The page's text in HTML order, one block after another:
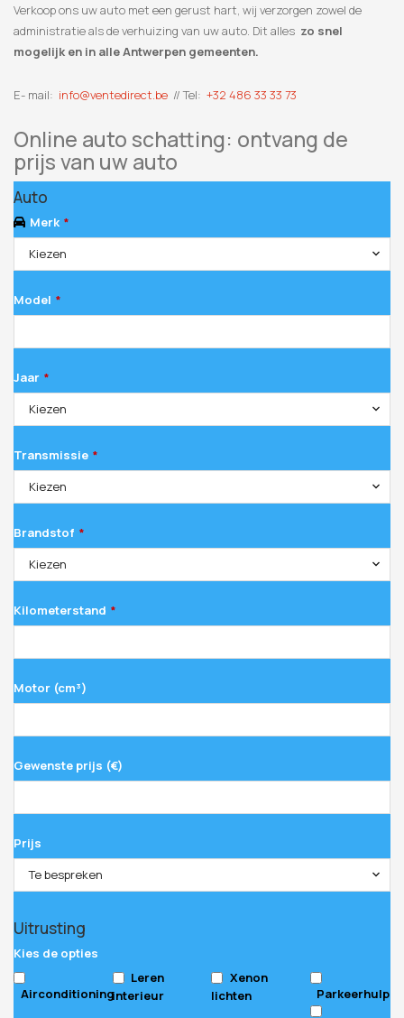
Verkoop ons uw auto met een gerust hart, wij verzorgen zowel de
administratie als de verhuizing van uw auto. Dit alles zo snel
mogelijk en in alle Antwerpen gemeenten.
E- mail: info@ventedirect.be // Tel: +32 486 33 33 73
Online auto schatting: ontvang de
prijs van uw auto
Auto
Merk *
Kiezen
Model *
Jaar *
Kiezen
Transmissie *
Kiezen
Brandstof *
Kiezen
Kilometerstand *
Motor (cm³)
Gewenste prijs (€)
Prijs
Te bespreken
Uitrusting
Kies de opties
Airconditioning
Leren
interieur
Xenon
lichten
Parkeerhulp